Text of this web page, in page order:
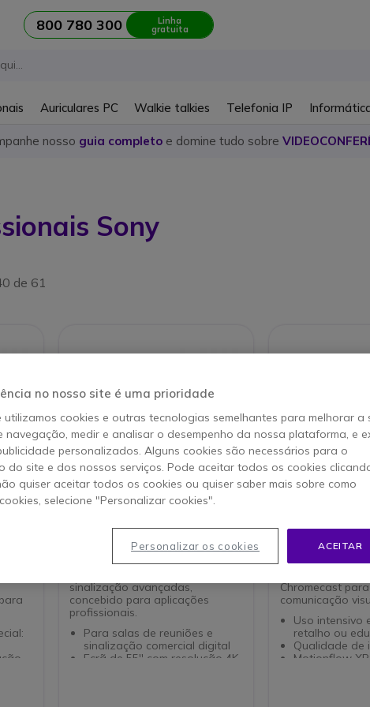
800 780 300 Linha
gratuita
Auriculares PC Walkie talkies Telefonia IP
nosso guia completo e domine tudo sobre
Sony
de 61
Sony BRAVIA EZ20L 55”
Ecrã 4K HDR de 55" com elevada
sinalização avançadas,
concebido para aplicações
profissionais.
Para salas de reuniões e
sinalização comercial digital
Ecrã de 55'' com resolução 4K
Sony Bravia
55BZ30L
Ecrã profissional
orientação
Chromecast
comunicação
Uso intensivo
retalho ou
Qualidade de
Motionflow
no nosso site é uma prioridade
utilizamos cookies e outras tecnologias semelhantes para melhorar a
navegação, medir e analisar o desempenho da nossa plataforma, e
personalizados. Alguns cookies são necessários para o
do site e dos nossos serviços. Pode aceitar todos os cookies
quiser aceitar todos os cookies ou quiser saber mais sobre como
selecione "Personalizar cookies".
ACEITAR
Personalizar os cookies